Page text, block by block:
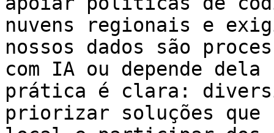
nuvens regionais e
nossos dados são
com IA ou depende
prática é clara:
priorizar soluções